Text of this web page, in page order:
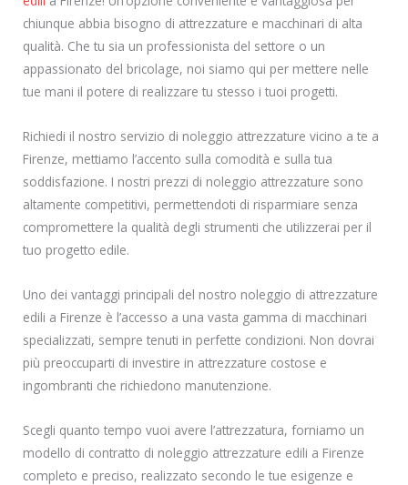
chiunque abbia bisogno di attrezzature e macchinari di alta
qualità. Che tu sia un professionista del settore o un
appassionato del bricolage, noi siamo qui per mettere nelle
tue mani il potere di realizzare tu stesso i tuoi progetti.
Richiedi il nostro servizio di noleggio attrezzature vicino a te a
Firenze, mettiamo l’accento sulla comodità e sulla tua
soddisfazione. I nostri prezzi di noleggio attrezzature sono
altamente competitivi, permettendoti di risparmiare senza
compromettere la qualità degli strumenti che utilizzerai per il
tuo progetto edile.
Uno dei vantaggi principali del nostro noleggio di attrezzature
edili a Firenze è l’accesso a una vasta gamma di macchinari
specializzati, sempre tenuti in perfette condizioni. Non dovrai
più preoccuparti di investire in attrezzature costose e
ingombranti che richiedono manutenzione.
Scegli quanto tempo vuoi avere l’attrezzatura, forniamo un
modello di contratto di noleggio attrezzature edili a Firenze
completo e preciso, realizzato secondo le tue esigenze e